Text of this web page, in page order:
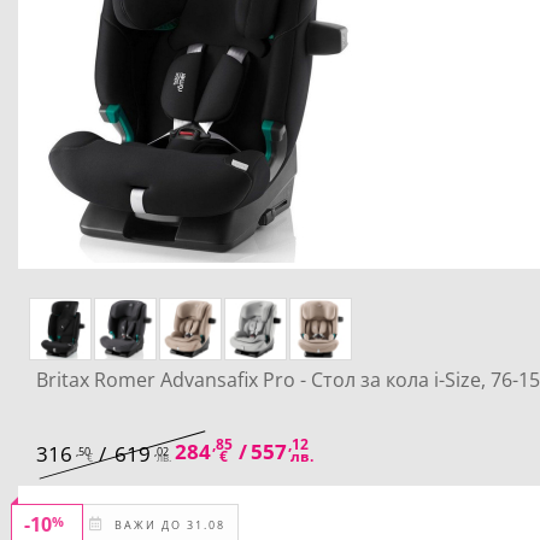
Britax Romer Advansafix Pro - Стол за кола i-Size, 76-
316 ,50€ /619 ,02
лв. 284,85
€ /557,12
лв.
ВАЖИ ДО 31.08
-10%